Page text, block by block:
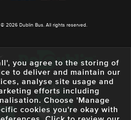
© 2026 Dublin Bus. All rights reserved.
you agree to the storing of
to deliver and maintain our
analyse site usage and
efforts including
Choose 'Manage
cookies you're okay with